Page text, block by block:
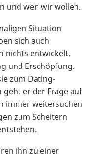
und wen wir wollen.
Situation
sich auch
nichts entwickelt.
und Erschöpfung.
zum Dating-
geht er der Frage auf
immer weitersuchen
zum Scheitern
ihn zu einer